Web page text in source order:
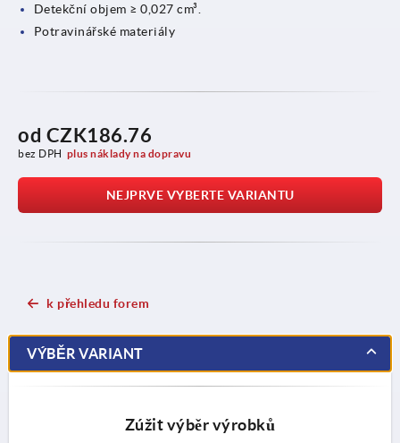
Detekční objem ≥ 0,027 cm³.
Potravinářské materiály
od CZK186.76
bez DPH plus náklady na dopravu
NEJPRVE VYBERTE VARIANTU
k přehledu forem
VÝBĚR VARIANT
Zúžit výběr výrobků